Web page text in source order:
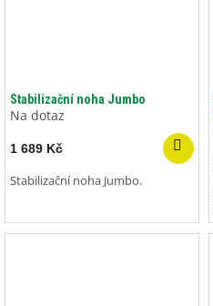
Stabilizační noha Jumbo
Na dotaz
1 689 Kč
Stabilizační noha Jumbo.